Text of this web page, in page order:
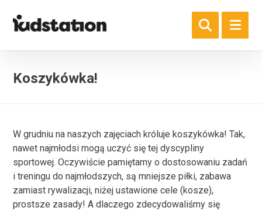
Koszykówka!
W grudniu na naszych zajęciach króluje koszykówka! Tak,
nawet najmłodsi mogą uczyć się tej dyscypliny
sportowej. Oczywiście pamiętamy o dostosowaniu zadań
i treningu do najmłodszych, są mniejsze piłki, zabawa
zamiast rywalizacji, niżej ustawione cele (kosze),
prostsze zasady! A dlaczego zdecydowaliśmy się